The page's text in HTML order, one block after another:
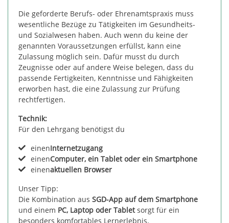
Die geforderte Berufs- oder Ehrenamtspraxis muss
wesentliche Bezüge zu Tätigkeiten im Gesundheits-
und Sozialwesen haben. Auch wenn du keine der
genannten Voraussetzungen erfüllst, kann eine
Zulassung möglich sein. Dafür musst du durch
Zeugnisse oder auf andere Weise belegen, dass du
passende Fertigkeiten, Kenntnisse und Fähigkeiten
erworben hast, die eine Zulassung zur Prüfung
rechtfertigen.
Technik:
Für den Lehrgang benötigst du
einenInternetzugang
einenComputer, ein Tablet oder ein Smartphone
einenaktuellen Browser
Unser Tipp:
Die Kombination aus SGD-App auf dem Smartphone
und einem PC, Laptop oder Tabletsorgt für ein
besonders komfortables Lernerlebnis.